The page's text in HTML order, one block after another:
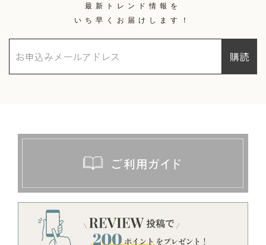
最新トレンド情報を
いち早くお届けします！